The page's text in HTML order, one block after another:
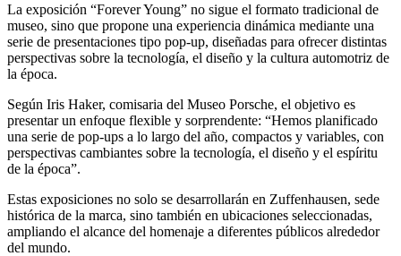
La exposición “Forever Young” no sigue el formato tradicional de
museo, sino que propone una experiencia dinámica mediante una
serie de presentaciones tipo pop-up, diseñadas para ofrecer distintas
perspectivas sobre la tecnología, el diseño y la cultura automotriz de
la época.
Según Iris Haker, comisaria del Museo Porsche, el objetivo es
presentar un enfoque flexible y sorprendente: “Hemos planificado
una serie de pop-ups a lo largo del año, compactos y variables, con
perspectivas cambiantes sobre la tecnología, el diseño y el espíritu
de la época”.
Estas exposiciones no solo se desarrollarán en Zuffenhausen, sede
histórica de la marca, sino también en ubicaciones seleccionadas,
ampliando el alcance del homenaje a diferentes públicos alrededor
del mundo.